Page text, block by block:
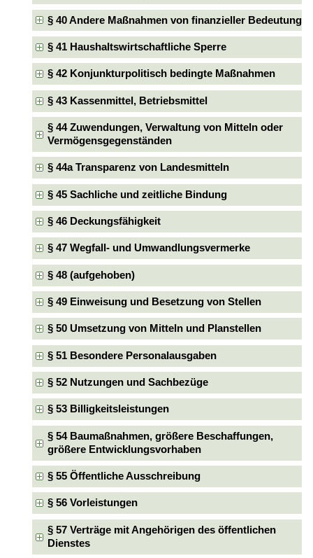
§ 40 Andere Maßnahmen von finanzieller Bedeutung
§ 41 Haushaltswirtschaftliche Sperre
§ 42 Konjunkturpolitisch bedingte Maßnahmen
§ 43 Kassenmittel, Betriebsmittel
§ 44 Zuwendungen, Verwaltung von Mitteln oder
Vermögensgegenständen
§ 44a Transparenz von Landesmitteln
§ 45 Sachliche und zeitliche Bindung
§ 46 Deckungsfähigkeit
§ 47 Wegfall- und Umwandlungsvermerke
§ 48 (aufgehoben)
§ 49 Einweisung und Besetzung von Stellen
§ 50 Umsetzung von Mitteln und Planstellen
§ 51 Besondere Personalausgaben
§ 52 Nutzungen und Sachbezüge
§ 53 Billigkeitsleistungen
§ 54 Baumaßnahmen, größere Beschaffungen,
größere Entwicklungsvorhaben
§ 55 Öffentliche Ausschreibung
§ 56 Vorleistungen
§ 57 Verträge mit Angehörigen des öffentlichen
Dienstes